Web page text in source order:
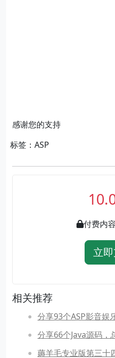
感谢您的支持
标签：ASP
付费内
立
相关推荐
分享93个ASP影音娱
分享66个Java源码，
薅羊毛专业版第三十